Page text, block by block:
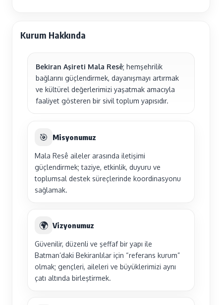
Kurum Hakkında
Bekiran Aşireti Mala Resê; hemşehrilik
bağlarını güçlendirmek, dayanışmayı artırmak
ve kültürel değerlerimizi yaşatmak amacıyla
faaliyet gösteren bir sivil toplum yapısıdır.
🎯 Misyonumuz
Mala Resê aileler arasında iletişimi
güçlendirmek; taziye, etkinlik, duyuru ve
toplumsal destek süreçlerinde koordinasyonu
sağlamak.
🌍 Vizyonumuz
Güvenilir, düzenli ve şeffaf bir yapı ile
Batman’daki Bekiranlılar için “referans kurum”
olmak; gençleri, aileleri ve büyüklerimizi aynı
çatı altında birleştirmek.